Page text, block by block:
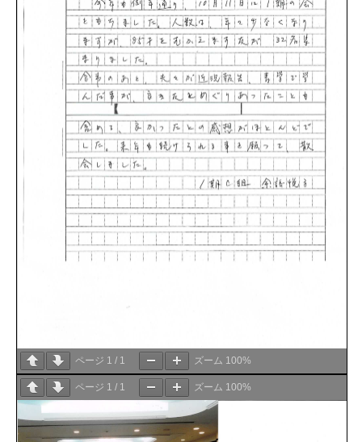
ページ 1 / 1 ズーム 100%
ページ 1 / 1 ズーム 100%